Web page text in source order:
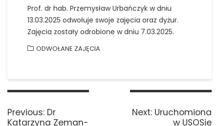
Prof. dr hab. Przemysław Urbańczyk w dniu
13.03.2025 odwołuje swoje zajęcia oraz dyżur.
Zajęcia zostały odrobione w dniu 7.03.2025.
ODWOŁANE ZAJĘCIA
Nawigacja
Previous: Previous
post:
Dr
Katarzyna Zeman-
Next: Next
post:
Uruchomiona
w USOSie